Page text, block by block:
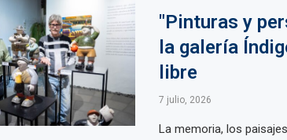
"Pinturas y
la galería
libre
7 julio, 2026
La memoria, los